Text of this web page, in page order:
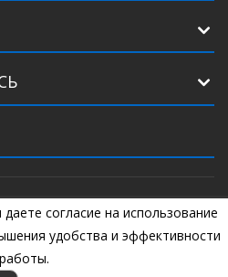
согласие на использование
удобства и эффективности
работы.
+7 (925) 507-07-34, +7 (925) 507-